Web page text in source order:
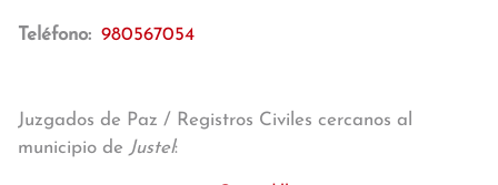
Teléfono: 980567054
Juzgados de Paz / Registros Civiles cercanos al
municipio de Justel: